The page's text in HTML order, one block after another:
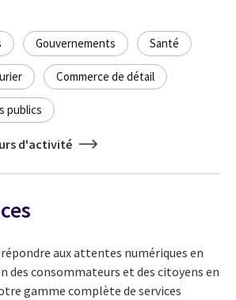
Gouvernements Santé
Commerce de détail
publics
d'activité
répondre aux attentes numériques en
des consommateurs et des citoyens en
gamme complète de services